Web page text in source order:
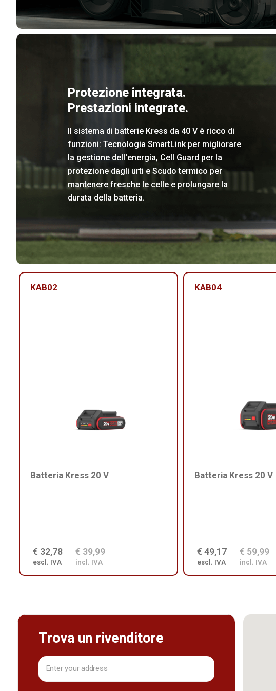
Protezione integrata.
Prestazioni integrate.
Il sistema di batterie Kress da 40 V è ricco di
funzioni: Tecnologia SmartLink per migliorare
la gestione dell'energia, Cell Guard per la
protezione dagli urti e Scudo termico per
mantenere fresche le celle e prolungare la
durata della batteria.
KAB02
Batteria Kress 20 V
€ 32,78
escl. IVA
€ 39,99
incl. IVA
KAB04
Batteria Kress 20 V
€ 49,17
escl. IVA
€ 59,99
incl. IVA
Trova un rivenditore